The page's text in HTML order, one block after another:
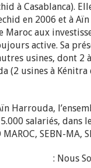
à Casablanca).
en 2006 et à Aïn
aux
active. Sa
usines, dont 2
(2 usines à Kénitra
Harrouda,
salariés, dans
SEBN-MA,
Nous